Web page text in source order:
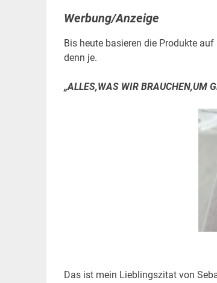
Werbung/Anzeige
Bis heute basieren die Produkte
denn je.
„ALLES,WAS WIR BRAUCHEN,UM
Das ist mein Lieblingszitat von